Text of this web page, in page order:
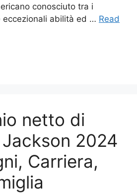
conosciuto tra i
eccezionali abilità ed … Read
netto di
2024
Carriera,